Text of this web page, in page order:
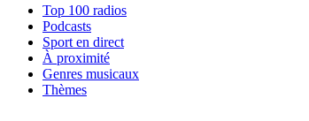
Top 100 radios
Podcasts
Sport en direct
À proximité
Genres musicaux
Thèmes